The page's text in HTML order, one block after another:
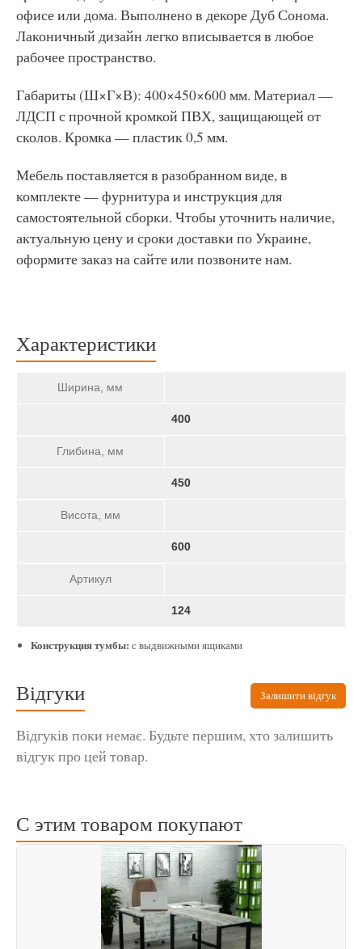
офисе или дома. Выполнено в декоре Дуб Сонома.
Лаконичный дизайн легко вписывается в любое
рабочее пространство.
Габариты (Ш×Г×В): 400×450×600 мм. Материал —
ЛДСП с прочной кромкой ПВХ, защищающей от
сколов. Кромка — пластик 0,5 мм.
Мебель поставляется в разобранном виде, в
комплекте — фурнитура и инструкция для
самостоятельной сборки. Чтобы уточнить наличие,
актуальную цену и сроки доставки по Украине,
оформите заказ на сайте или позвоните нам.
Характеристики
Ширина, мм
400
Глибина, мм
450
Висота, мм
600
Артикул
124
Конструкция тумбы: с выдвижными ящиками
Відгуки Залишити відгук
Відгуків поки немає. Будьте першим, хто залишить
відгук про цей товар.
С этим товаром покупают